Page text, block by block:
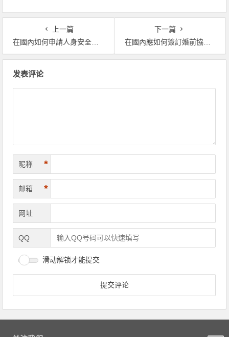
上一篇
在國內如何申請人身安全保護令 | 深圳律師網
下一篇
在國內應如何簽訂婚前協議才有法律效力 | 深圳律師網
发表评论
昵称 *
邮箱 *
网址
QQ
滑动解锁才能提交